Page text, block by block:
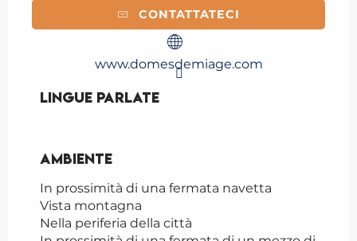
CONTATTATECI
www.domesdemiage.com
Lingue parlate
Lingue parlate
Ambiente
Ambiente
In prossimità di una fermata navetta
Vista montagna
Nella periferia della città